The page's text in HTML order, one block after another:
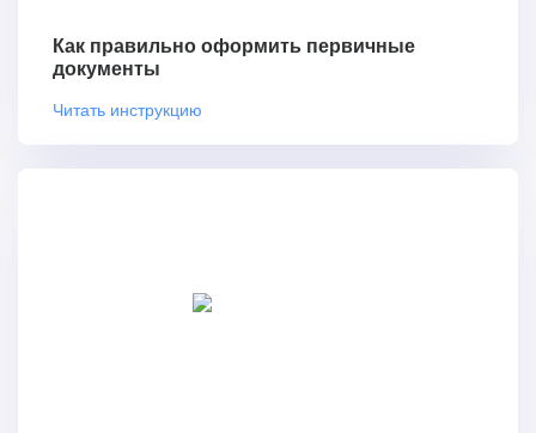
Как правильно оформить первичные
документы
Читать инструкцию